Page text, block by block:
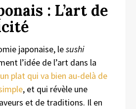
: L’art de
japonaise, lesushi
l’idée de l’art dans la
un plat qui va bien au-delà de
, et qui révèle une
et de traditions. Il en